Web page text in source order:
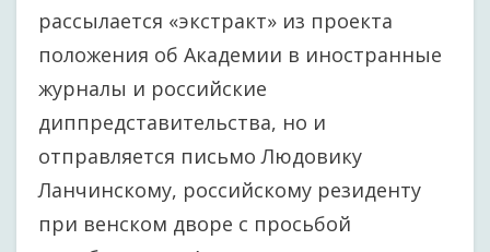
рассылается «экстракт» из проекта
положения об Академии в иностранные
журналы и российские
диппредставительства, но и
отправляется письмо Людовику
Ланчинскому, российскому резиденту
при венском дворе с просьбой